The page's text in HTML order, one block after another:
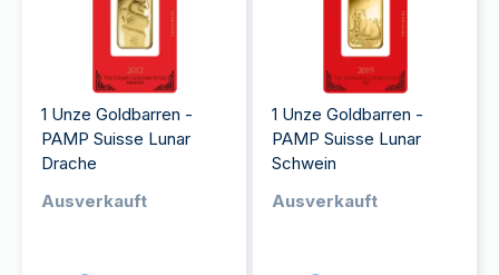
1 Unze Goldbarren -
PAMP Suisse Lunar
Drache
Ausverkauft
1 Unze Goldbarren -
PAMP Suisse Lunar
Schwein
Ausverkauft